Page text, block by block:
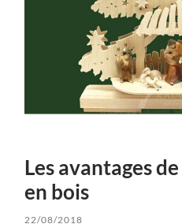
Les avantages
en bois
22/08/2018